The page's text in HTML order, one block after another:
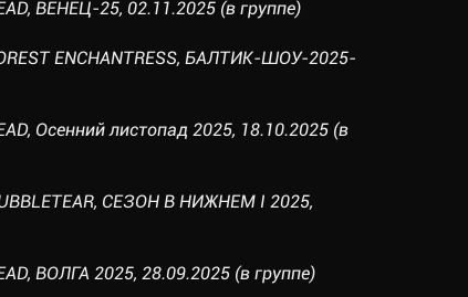
ВЕНЕЦ-25, 02.11.2025 (в группе)
ENCHANTRESS, БАЛТИК-ШОУ-2025-
Осенний листопад 2025, 18.10.2025 (в
СЕЗОН В НИЖНЕМ I 2025,
ВОЛГА 2025, 28.09.2025 (в группе)